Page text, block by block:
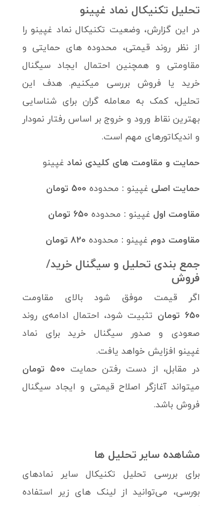
تحلیل تکنیکال نماد غپینو
در این گزارش، وضعیت تکنیکال نماد غپینو را
از نظر روند قیمتی، محدوده های حمایتی و
مقاومتی و همچنین احتمال ایجاد سیگنال
خرید یا فروش بررسی میکنیم. هدف این
تحلیل، کمک به معامله گران برای شناسایی
بهترین نقاط ورود و خروج بر اساس رفتار نمودار
و اندیکاتورهای مهم است.
حمایت‌ و مقاومت های کلیدی نماد غپینو
حمایت اصلی غپینو : محدوده 500 تومان
مقاومت اول غپینو : محدوده
مقاومت دوم غپینو : محدوده 820 تومان
جمع بندی تحلیل و سیگنال خرید/
فروش
اگر قیمت موفق شود بالای مقاومت
650 تومان
تثبیت شود، احتمال ادامه‌ی روند
صعودی و صدور سیگنال خرید برای نماد
غپینو افزایش خواهد یافت.
در مقابل، از دست رفتن حمایت 500 تومان
میتواند آغازگر اصلاح قیمتی و ایجاد سیگنال
فروش باشد.
مشاهده سایر تحلیل ها
برای بررسی تحلیل تکنیکال سایر نمادهای
بورسی، می‌توانید از لینک های زیر استفاده